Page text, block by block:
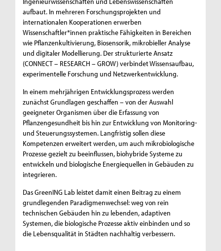
aufbaut. In mehreren Forschungsprojekten und
internationalen Kooperationen erwerben
Wissenschaftler*innen praktische Fähigkeiten in Bereichen
wie Pflanzenkultivierung, Biosensorik, mikrobieller Analyse
und digitaler Modellierung. Der strukturierte Ansatz
(CONNECT – RESEARCH – GROW) verbindet Wissensaufbau,
experimentelle Forschung und Netzwerkentwicklung.
In einem mehrjährigen Entwicklungsprozess werden
zunächst Grundlagen geschaffen – von der Auswahl
geeigneter Organismen über die Erfassung von
Pflanzengesundheit bis hin zur Entwicklung von Monitoring-
und Steuerungssystemen. Langfristig sollen diese
Kompetenzen erweitert werden, um auch mikrobiologische
Prozesse gezielt zu beeinflussen, biohybride Systeme zu
entwickeln und biologische Energiequellen in Gebäuden zu
integrieren.
Das GreenING Lab leistet damit einen Beitrag zu einem
grundlegenden Paradigmenwechsel: weg von rein
technischen Gebäuden hin zu lebenden, adaptiven
Systemen, die biologische Prozesse aktiv einbinden und so
die Lebensqualität in Städten nachhaltig verbessern.